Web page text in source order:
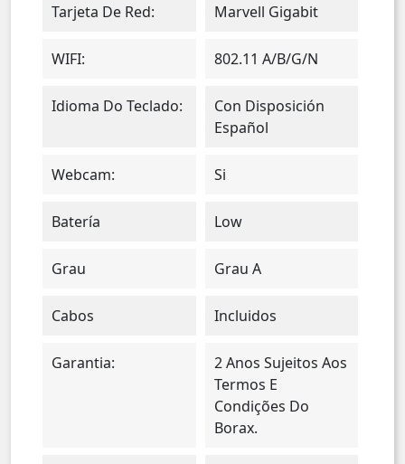
Tarjeta De Red: Marvell Gigabit
WIFI: 802.11 A/b/g/n
Idioma Do Teclado:
Con Disposición
Español
Webcam: Si
Batería Low
Grau Grau A
Cabos Incluidos
Garantia:
2 Anos Sujeitos Aos
Termos E
Condições Do
Borax.